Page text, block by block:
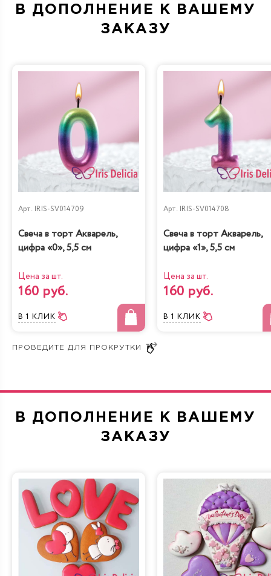
окружающей среды. При надлежащей обработке шары
наполненные гелием могут подняться на высоту до 1,5 м и
В ДОПОЛНЕНИЕ К ВАШЕМУ
ЗАКАЗУ
Арт. IRIS-SV014709
Свеча в торт Акварель,
цифра «0», 5,5 см
Цена за шт.
160 руб.
В 1 КЛИК
Арт. IRIS-SV014708
Свеча в торт Акварель,
цифра «1», 5,5 см
Цена за шт.
160 руб.
В 1 КЛИК
В ДОПОЛНЕНИЕ К ВАШЕМУ
ЗАКАЗУ